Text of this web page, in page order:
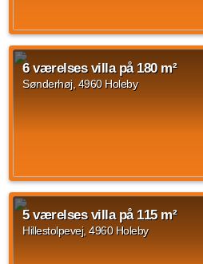
Fuldt møbleret 1 1/2 plans hus
midlertidig bolig evt. ved boligskift
denne fuldt møbleret bolig...
Kilde: Leje-portalen.dk
6 værelses villa på 180 m²
Sønderhøj, 4960 Holeby
Velkommen til en rummelig og
beliggende på en 1.080 m² stor
med grønne omgivelser i Holeby...
5 værelses villa på 115 m²
Hillestolpevej, 4960 Holeby